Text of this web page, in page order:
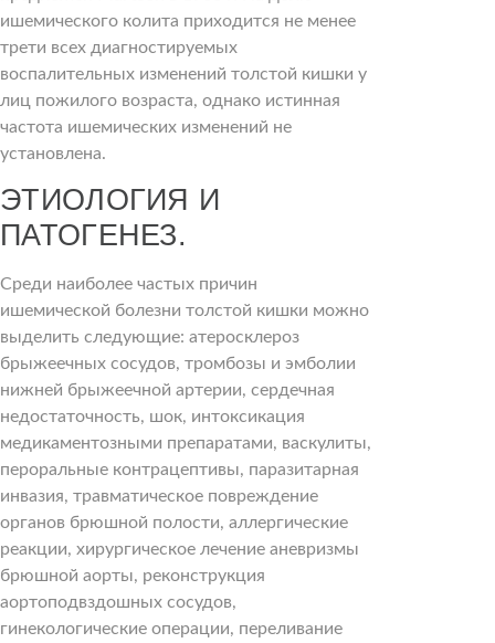
ишемического колита приходится не менее
трети всех диагностируемых
воспалительных изменений толстой кишки у
лиц пожилого возраста, однако истинная
частота ишемических изменений не
установлена.
ЭТИОЛОГИЯ И
ПАТОГЕНЕЗ.
Среди наиболее частых причин
ишемической болезни толстой кишки можно
выделить следующие: атеросклероз
брыжеечных сосудов, тромбозы и эмболии
нижней брыжеечной артерии, сердечная
недостаточность, шок, интоксикация
медикаментозными препаратами, васкулиты,
пероральные контрацептивы, паразитарная
инвазия, травматическое повреждение
органов брюшной полости, аллергические
реакции, хирургическое лечение аневризмы
брюшной аорты, реконструкция
аортоподвздошных сосудов,
гинекологические операции, переливание